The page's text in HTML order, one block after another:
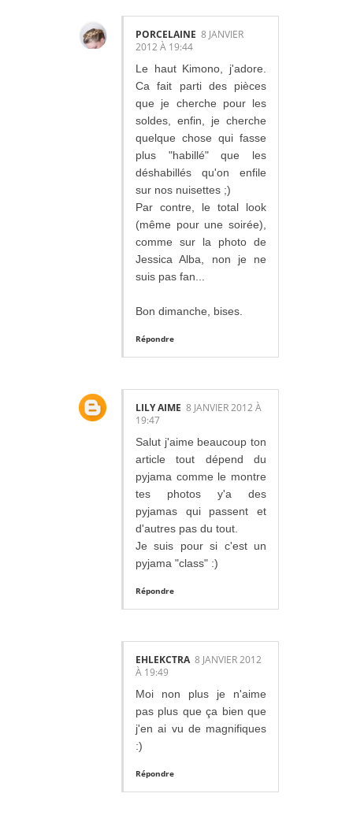
PORCELAINE 8 JANVIER
2012 À 19:44
Le haut Kimono, j'adore.
Ca fait parti des pièces
que je cherche pour les
soldes, enfin, je cherche
quelque chose qui fasse
plus "habillé" que les
déshabillés qu'on enfile
sur nos nuisettes ;)
Par contre, le total look
(même pour une soirée),
comme sur la photo de
Jessica Alba, non je ne
suis pas fan...
Bon dimanche, bises.
Répondre
LILY AIME 8 JANVIER 2012 À
19:47
Salut j'aime beaucoup ton
article tout dépend du
pyjama comme le montre
tes photos y'a des
pyjamas qui passent et
d'autres pas du tout.
Je suis pour si c'est un
pyjama "class" :)
Répondre
EHLEKCTRA 8 JANVIER 2012
À 19:49
Moi non plus je n'aime
pas plus que ça bien que
j'en ai vu de magnifiques
:)
Répondre